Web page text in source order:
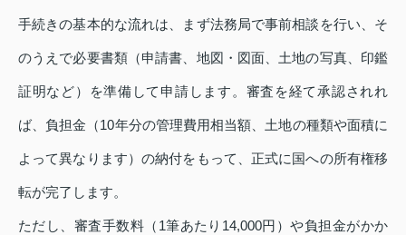
手続きの基本的な流れは、まず法務局で事前相談を行い、そ
のうえで必要書類（申請書、地図・図面、土地の写真、印鑑
証明など）を準備して申請します。審査を経て承認されれ
ば、負担金（10年分の管理費用相当額、土地の種類や面積に
よって異なります）の納付をもって、正式に国への所有権移
転が完了します。
ただし、審査手数料（1筆あたり14,000円）や負担金がかか